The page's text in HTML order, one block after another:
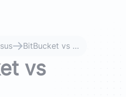
BitBucket vs Ansible
vs